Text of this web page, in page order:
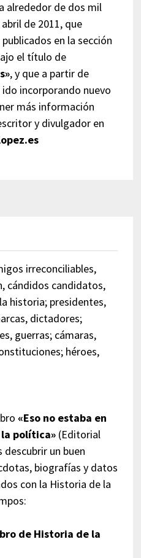
alrededor de dos mil
de 2011, que
en la sección
el título de
, y que a partir de
incorporando nuevo
más información
y divulgador en
irreconciliables,
cándidos candidatos,
historia; presidentes,
dictadores;
guerras; cámaras,
héroes,
«Eso no estaba en
política»(Editorial
un buen
biografías y datos
con la Historia de la
de Historia de la